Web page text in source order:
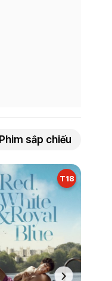
Phim sắp chiếu
T18